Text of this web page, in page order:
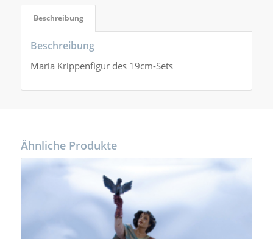
Beschreibung
Beschreibung
Maria Krippenfigur des 19cm-Sets
Ähnliche Produkte